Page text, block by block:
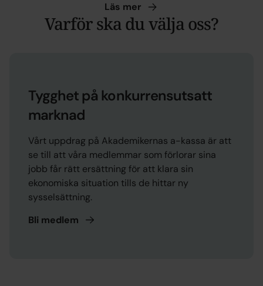
Läs mer
Varför ska du välja oss?
Tygghet på konkurrensutsatt
marknad
Vårt uppdrag på Akademikernas a-kassa är att
se till att våra medlemmar som förlorar sina
jobb får rätt ersättning för att klara sin
ekonomiska situation tills de hittar ny
sysselsättning.
Bli medlem